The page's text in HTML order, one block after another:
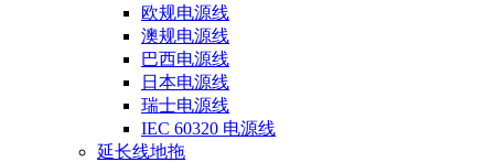
欧规电源线
澳规电源线
巴西电源线
日本电源线
瑞士电源线
IEC 60320 电源线
延长线地拖